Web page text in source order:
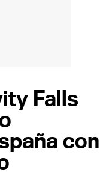
Falls
con